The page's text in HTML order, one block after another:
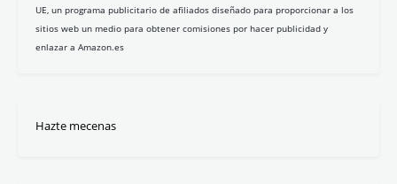
UE, un programa publicitario de afiliados diseñado para proporcionar a los
sitios web un medio para obtener comisiones por hacer publicidad y
enlazar a Amazon.es
Hazte mecenas